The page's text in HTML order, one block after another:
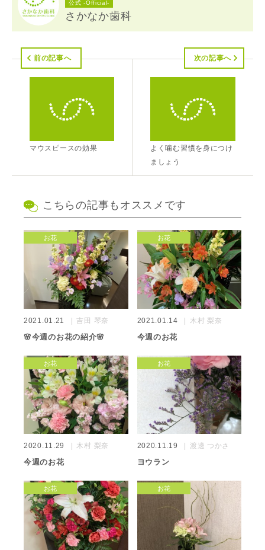
公式 -Official-
さかなか歯科
前の記事へ
マウスピースの効果
次の記事へ
よく噛む習慣を身につけ
ましょう
こちらの記事もオススメです
お花
2021.01.21 吉田 琴奈
🌸今週のお花の紹介🌸
お花
2021.01.14 木村 梨奈
今週のお花
お花
2020.11.29 木村 梨奈
今週のお花
お花
2020.11.19 渡邊 つかさ
ヨウラン
お花 お花